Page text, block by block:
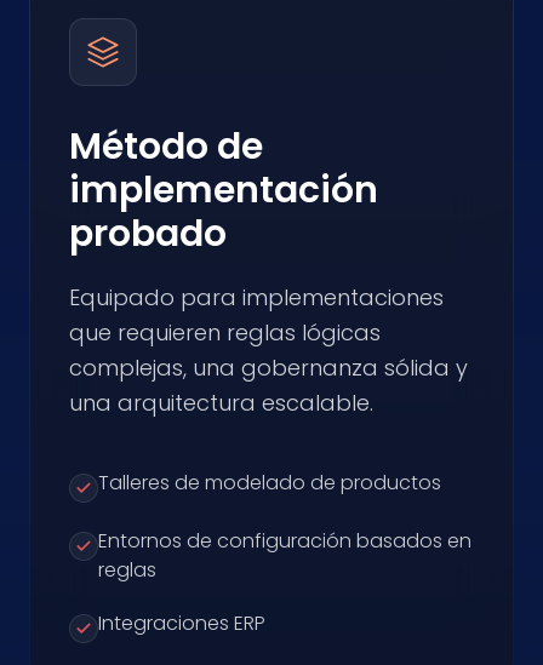
Método de
implementación
probado
Equipado para implementaciones
que requieren reglas lógicas
complejas, una gobernanza sólida y
una arquitectura escalable.
Talleres de modelado de productos
Entornos de configuración basados en
reglas
Integraciones ERP